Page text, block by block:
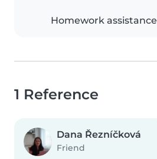
Homework assistance
1 Reference
Dana Řezníčková
Friend